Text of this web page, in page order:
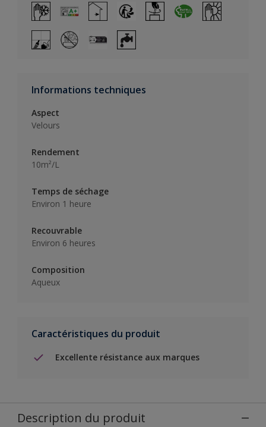
Informations techniques
Aspect
Velours
Rendement
10m²/L
Temps de séchage
Environ 1 heure
Recouvrable
Environ 6 heures
Composition
Aqueux
Caractéristiques du produit
Excellente résistance aux marques
Description du produit